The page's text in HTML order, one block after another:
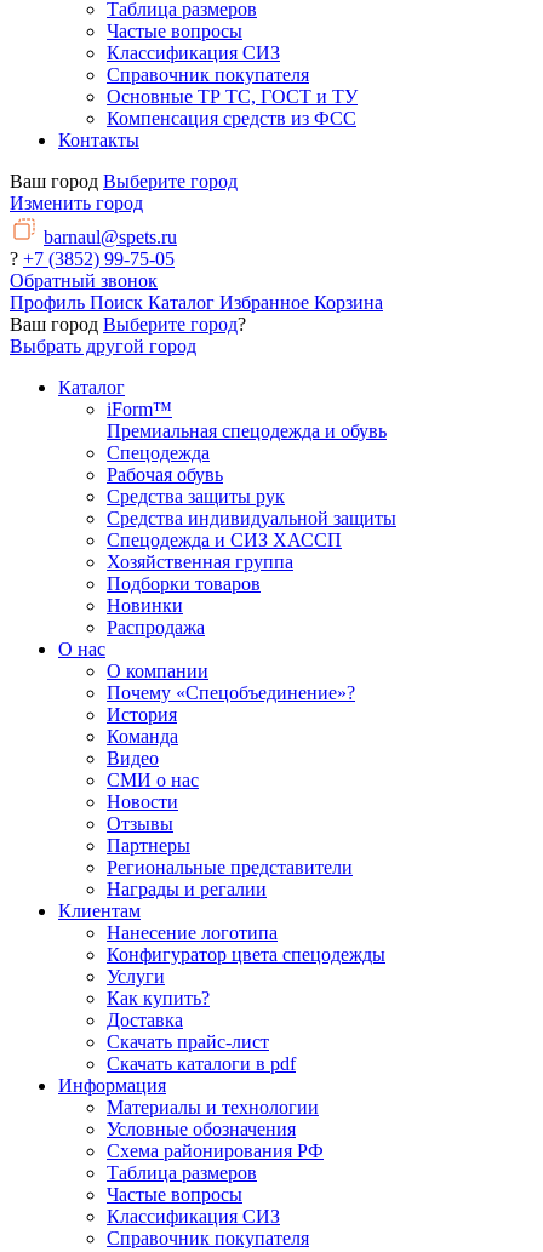
Таблица размеров
Частые вопросы
Классификация СИЗ
Справочник покупателя
Основные ТР ТС, ГОСТ и ТУ
Компенсация средств из ФСС
Контакты
Ваш город Выберите город
Изменить город
barnaul@spets.ru
? +7 (3852) 99-75-05
Обратный звонок
Профиль Поиск Каталог Избранное Корзина
Ваш город Выберите город?
Выбрать другой город
Каталог
iForm™
Премиальная спецодежда и обувь
Спецодежда
Рабочая обувь
Средства защиты рук
Средства индивидуальной защиты
Спецодежда и СИЗ ХАССП
Хозяйственная группа
Подборки товаров
Новинки
Распродажа
О нас
О компании
Почему «Спецобъединение»?
История
Команда
Видео
СМИ о нас
Новости
Отзывы
Партнеры
Региональные представители
Награды и регалии
Клиентам
Нанесение логотипа
Конфигуратор цвета спецодежды
Услуги
Как купить?
Доставка
Скачать прайс-лист
Скачать каталоги в pdf
Информация
Материалы и технологии
Условные обозначения
Схема районирования РФ
Таблица размеров
Частые вопросы
Классификация СИЗ
Справочник покупателя